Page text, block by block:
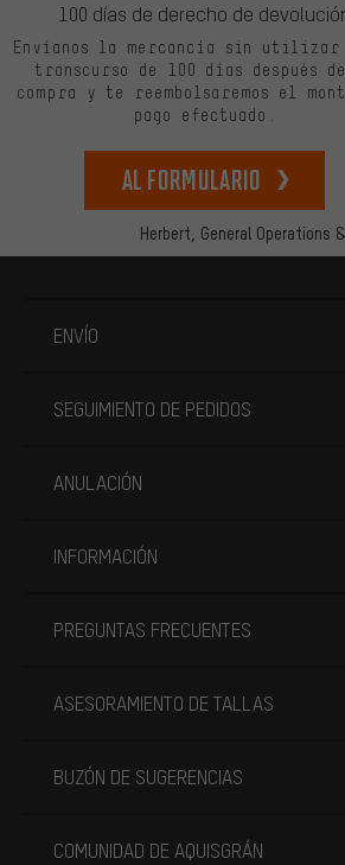
Herbert, General Operations
100 días de derecho de
Envíanos la mercancía sin utilizar
transcurso de 100 días después
compra y te reembolsaremos el
pago efectuado.
Al formulario
ENVÍO
SEGUIMIENTO DE PEDIDOS
ANULACIÓN
INFORMACIÓN
PREGUNTAS FRECUENTES
ASESORAMIENTO DE TALLAS
BUZÓN DE SUGERENCIAS
COMUNIDAD DE AQUISGRÁN